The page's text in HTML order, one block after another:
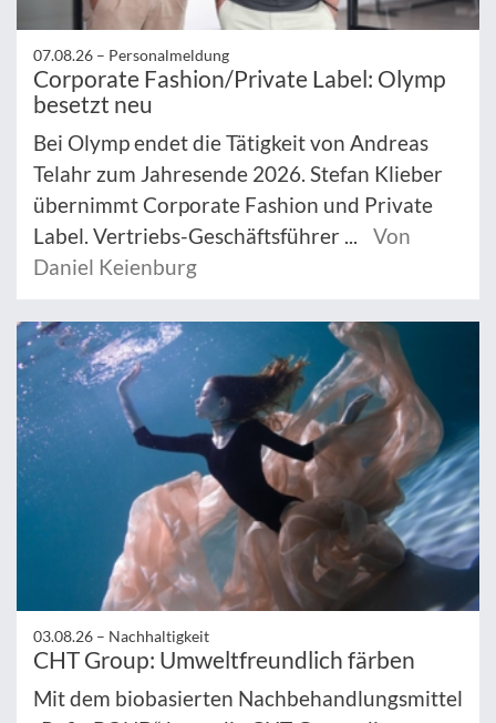
07.08.26 – Personalmeldung
Corporate Fashion/Private Label: Olymp
besetzt neu
Bei Olymp endet die Tätigkeit von Andreas
Telahr zum Jahresende 2026. Stefan Klieber
übernimmt Corporate Fashion und Private
Label. Vertriebs-Geschäftsführer ...
Von
Daniel Keienburg
03.08.26 – Nachhaltigkeit
CHT Group: Umweltfreundlich färben
Mit dem biobasierten Nachbehandlungsmittel